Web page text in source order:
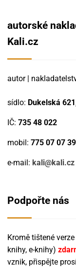
autorské
Kali.cz
autor |
sídlo: Dukelská
IČ: 735 48 022
mobil: 775 07 07 39
e-mail: kali@kali.cz
Podpořte nás
Kromě tištené
knihy, e-knihy)
vznik, přispějte